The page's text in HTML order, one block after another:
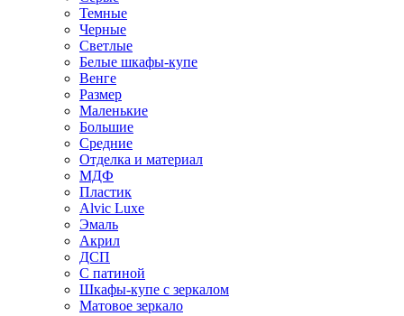
Темные
Черные
Светлые
Белые шкафы-купе
Венге
Размер
Маленькие
Большие
Средние
Отделка и материал
МДФ
Пластик
Alvic Luxe
Эмаль
Акрил
ДСП
С патиной
Шкафы-купе с зеркалом
Матовое зеркало